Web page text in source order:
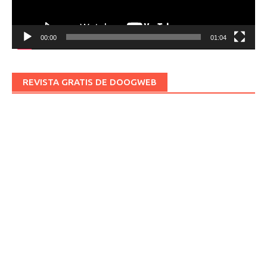
00:00 01:04
REVISTA GRATIS DE DOOGWEB